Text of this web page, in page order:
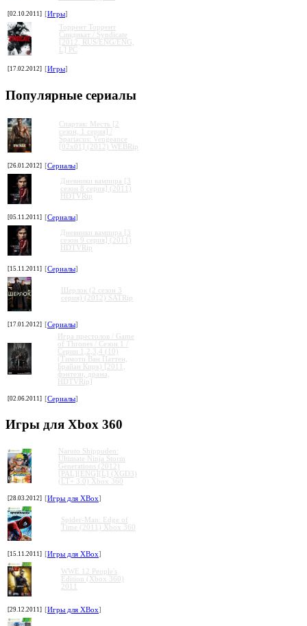
[02.10.2011] [Игры]
Торрент Торрент
Cиндикат / Syndicate
[2012, RUS/ENG/ENG,
L] PC
[17.02.2012] [Игры]
Популярные сериалы
Спартак: Месть [2
сезон, 1 серия] /
Spartacus: Vengeance
[02x01] (2012) WEBRip
[26.01.2012] [Сериалы]
Дневники вампира [3
сезон 8 серия] (2011)
HDTVRip
[05.11.2011] [Сериалы]
Дневники вампира [3
сезон 9 серия] (2011)
HDTVRip
[15.11.2011] [Сериалы]
Шерлок (2 сезон 3
серия) (2012) SATRip
[17.01.2012] [Сериалы]
Игра престолов / Game
of Thrones / Сезон 1 /
Серии 1,2,3,4 (10)
(Тимоти Ван Паттен,
Брайан Кирк) [2011,
фэнтези, драма,
HDTVRip]
[02.06.2011] [Сериалы]
Игры для Xbox 360
Naruto Shippuden:
Ultimate Ninja Storm
Generations (2012)
[PAL][ENG][L] (XGD3)
(LT+ 3.0) Xbox 360
[28.03.2012] [Игры для XBox]
Spider-Man: Edge of
Time (2011) Xbox 360
[15.11.2011] [Игры для XBox]
WWE 12 People's
Edition (Xbox 360)
2011
[29.12.2011] [Игры для XBox]